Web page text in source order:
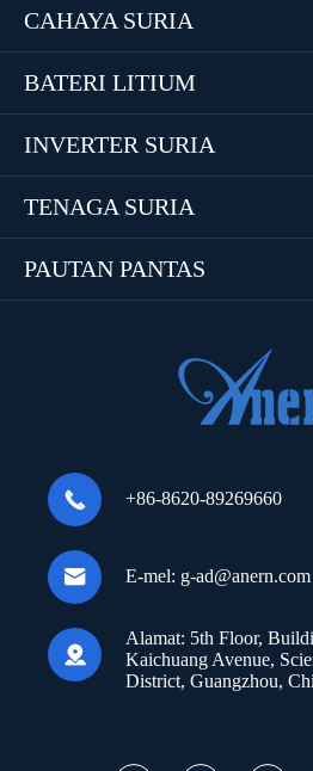
CAHAYA SURIA
BATERI LITIUM
INVERTER SURIA
TENAGA SURIA
PAUTAN PANTAS
 +86-8620-89269660
 E-mel: g-ad@anern.com

Alamat: 5th Floor,
Kaichuang Avenue,
District, Guangzhou,